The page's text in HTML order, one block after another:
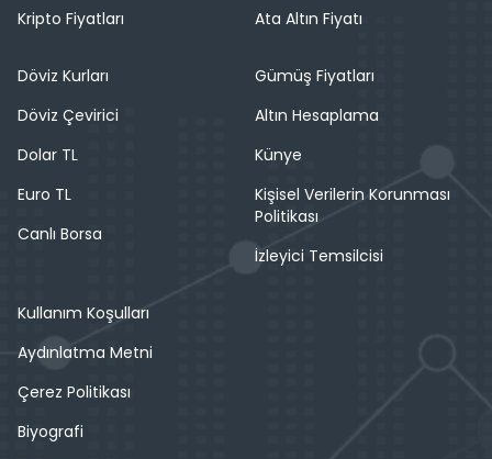
Kripto Fiyatları
Ata Altın Fiyatı
Döviz Kurları
Döviz Çevirici
Dolar TL
Euro TL
Canlı Borsa
Gümüş Fiyatları
Altın Hesaplama
Künye
Kişisel Verilerin Korunması
Politikası
İzleyici Temsilcisi
Kullanım Koşulları
Aydınlatma Metni
Çerez Politikası
Biyografi